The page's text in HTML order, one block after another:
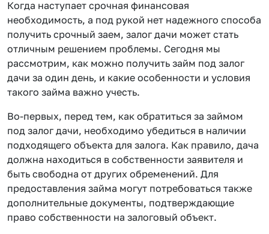
Когда наступает срочная финансовая
необходимость, а под рукой нет надежного способа
получить срочный заем, залог дачи может стать
отличным решением проблемы. Сегодня мы
рассмотрим, как можно получить займ под залог
дачи за один день, и какие особенности и условия
такого займа важно учесть.
Во-первых, перед тем, как обратиться за займом
под залог дачи, необходимо убедиться в наличии
подходящего объекта для залога. Как правило, дача
должна находиться в собственности заявителя и
быть свободна от других обременений. Для
предоставления займа могут потребоваться также
дополнительные документы, подтверждающие
право собственности на залоговый объект.